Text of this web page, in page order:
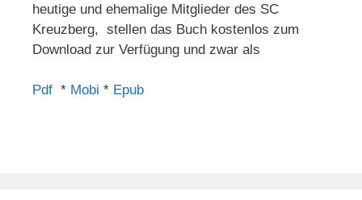
heutige und ehemalige Mitglieder des SC
Kreuzberg, stellen das Buch kostenlos zum
Download zur Verfügung und zwar als
Pdf * Mobi * Epub